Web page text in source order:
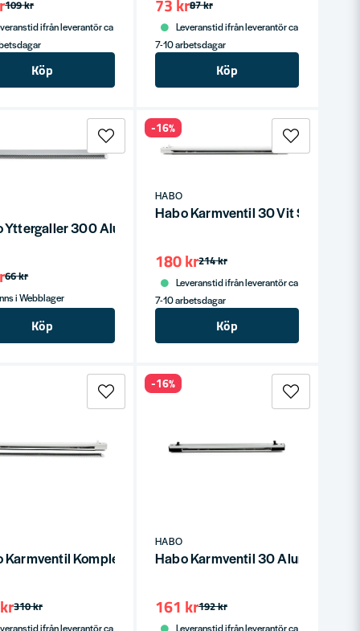
109 kr
ifrån leverantör ca
Köp
87 kr
73 kr
Leveranstid ifrån leverantör ca
7-10 arbetsdagar
Köp
Yttergaller 300 Aluminium SB
66 kr
i Webblager
Köp
HABO
Habo Karmventil 30 Vit SB
214 kr
180 kr
Leveranstid ifrån leverantör ca
7-10 arbetsdagar
Köp
-16%
Karmventil Komplett 30+300 Vit SB
310 kr
ifrån leverantör ca
HABO
Habo Karmventil 30 Aluminium
192 kr
161 kr
Leveranstid ifrån leverantör ca
-16%